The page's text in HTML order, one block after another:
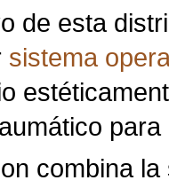
de esta
sistema
combina